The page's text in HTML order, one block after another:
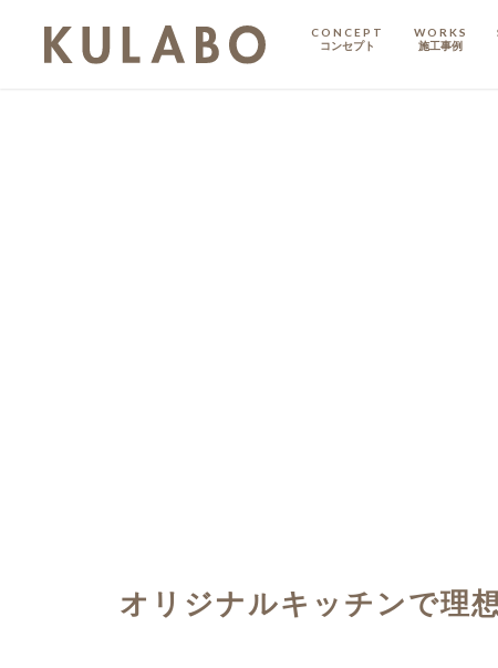
CONCEPT
コンセプト
WORKS
施工事例
オリジナルキッチンで理